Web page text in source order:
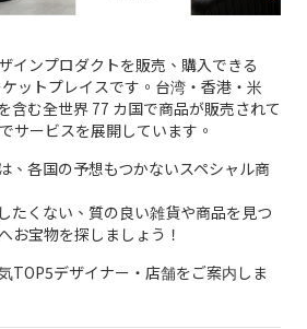
インプロダクトを販売、購入できる
ットプレイスです。台湾・香港・米
含む全世界 77 カ国で商品が販売されて
サービスを展開しています。
、各国の予想もつかないスペシャル商
たくない、質の良い雑貨や商品を見つ
お宝物を探しましょう！
TOP5デザイナー・店舗をご案内しま